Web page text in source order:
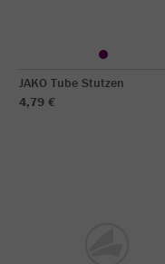
JAKO Tube Stutzen
4,79 €